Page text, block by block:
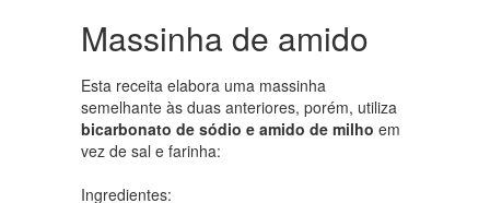
Massinha de amido
Esta receita elabora uma massinha
semelhante às duas anteriores, porém, utiliza
bicarbonato de sódio e amido de milho em
vez de sal e farinha:
Ingredientes: